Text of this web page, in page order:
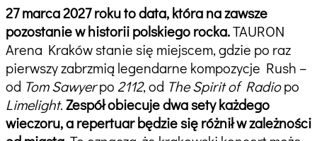
27 marca 2027 roku to data, która na zawsze
pozostanie w historii polskiego rocka.TAURON
Arena Kraków stanie się miejscem, gdzie po raz
pierwszy zabrzmią legendarne kompozycje Rush –
od Tom Sawyerpo 2112, od The Spirit of Radiopo
Limelight.Zespół obiecuje dwa sety każdego
wieczoru, a repertuar będzie się różnił w zależności